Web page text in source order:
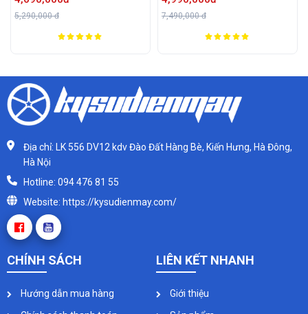
7,490,000 đ 6,990,000 đ
Địa chỉ: LK 556 DV12 kdv Đào Đất Hàng Bè, Kiến Hưng, Hà Đông,
Hà Nội
Hotline: 094 476 81 55
Website: https://kysudienmay.com/
CHÍNH SÁCH
Hướng dẫn mua hàng
LIÊN KẾT NHANH
Giới thiệu